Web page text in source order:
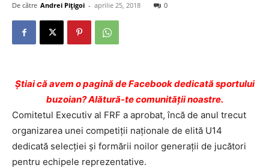
De către Andrei Pițigoi - aprilie 25, 2018 0
Ştiai că avem o pagină de Facebook dedicată sportului
buzoian? Alătură-te comunității noastre.
Comitetul Executiv al FRF a aprobat, încă de anul trecut
organizarea unei competiții naționale de elită U14
dedicată selecției și formării noilor generații de jucători
pentru echipele reprezentative.